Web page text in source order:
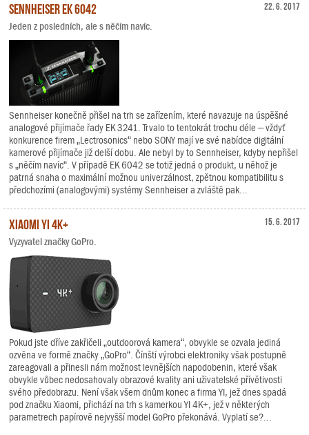
22. 6. 2017
Sennheiser EK 6042
Jeden z posledních, ale s něčím navíc.
Sennheiser konečně přišel na trh se zařízením, které navazuje na úspěšné
analogové přijímače řady EK 3241. Trvalo to tentokrát trochu déle – vždyť
konkurence firem „Lectrosonics“ nebo SONY mají ve své nabídce digitální
kamerové přijímače již delší dobu. Ale nebyl by to Sennheiser, kdyby nepřišel
s „něčím navíc“. V případě EK 6042 se totiž jedná o produkt, u něhož je
patrná snaha o maximální možnou univerzálnost, zpětnou kompatibilitu s
předchozími (analogovými) systémy Sennheiser a zvláště pak...
15. 6. 2017
Xiaomi YI 4K+
Vyzyvatel značky GoPro.
Pokud jste dříve zakřičeli „outdoorová kamera“, obvykle se ozvala jediná
ozvěna ve formě značky „GoPro“. Čínští výrobci elektroniky však postupně
zareagovali a přinesli nám možnost levnějších napodobenin, které však
obvykle vůbec nedosahovaly obrazové kvality ani uživatelské přívětivosti
svého předobrazu. Není však všem dnům konec a firma YI, jež dnes spadá
pod značku Xiaomi, přichází na trh s kamerkou YI 4K+, jež v některých
parametrech papírově nejvyšší model GoPro překonává. Vyplatí se?...